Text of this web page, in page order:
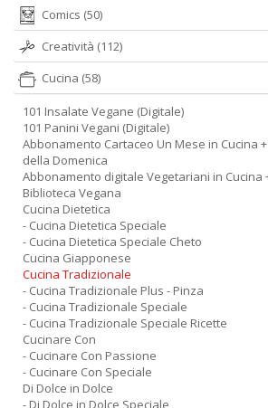
Comics (50)
Creatività (112)
Cucina (58)
101 Insalate Vegane (Digitale)
101 Panini Vegani (Digitale)
Abbonamento Cartaceo Un Mese in Cucina
della Domenica
Abbonamento digitale Vegetariani in Cucina
Biblioteca Vegana
Cucina Dietetica
- Cucina Dietetica Speciale
- Cucina Dietetica Speciale Cheto
Cucina Giapponese
Cucina Tradizionale
- Cucina Tradizionale Plus - Pinza
- Cucina Tradizionale Speciale
- Cucina Tradizionale Speciale Ricette
Cucinare Con
- Cucinare Con Passione
- Cucinare Con Speciale
Di Dolce in Dolce
- Di Dolce in Dolce Speciale